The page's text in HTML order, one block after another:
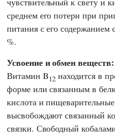
среднем его потери при
питания с его содержанием
%.
Усвоение и обмен веществ:
Витамин B12находится в
форме или связанным в
кислота и
высвобождают связанный
связки. Свободный